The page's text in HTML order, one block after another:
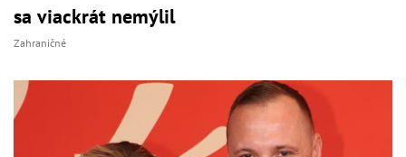
sa viackrát nemýlil
Zahraničné